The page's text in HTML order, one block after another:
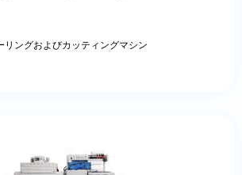
リングおよびカッティングマシン